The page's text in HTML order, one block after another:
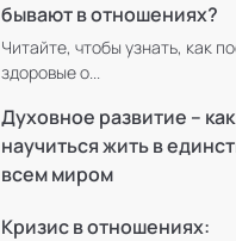
Современный этикет
Сторителлинг
Технологии командного
Трансперсональная
Тьюторство
бывают в отношениях?
Читайте, чтобы узнать, как
здоровые о...
Духовное развитие – как
научиться жить в
всем миром
Кризис в отношениях: